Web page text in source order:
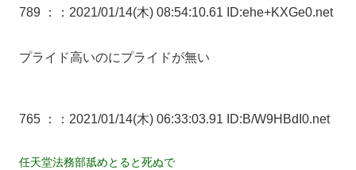
789 ： ：2021/01/14(木) 08:54:10.61 ID:ehe+KXGe0.net
プライド高いのにプライドが無い
765 ： ：2021/01/14(木) 06:33:03.91 ID:B/W9HBdI0.net
任天堂法務部舐めとると死ぬで